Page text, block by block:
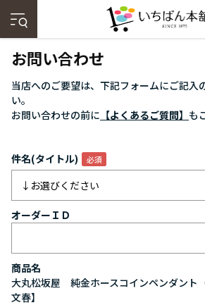
お問い合わせ
当店へのご要望は、下記フォームにご記入
い。
お問い合わせの前に 【よくあるご質問】 も
件名(タイトル)
オーダーＩＤ
商品名
大丸松坂屋 純金ホースコインペンダント
文春】